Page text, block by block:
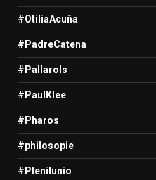
#OtiliaAcuña
#PadreCatena
#Pallarols
#PaulKlee
#Pharos
#philosopie
#Plenilunio